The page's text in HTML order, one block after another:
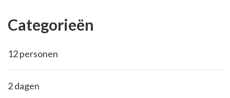
Categorieën
12 personen
2 dagen